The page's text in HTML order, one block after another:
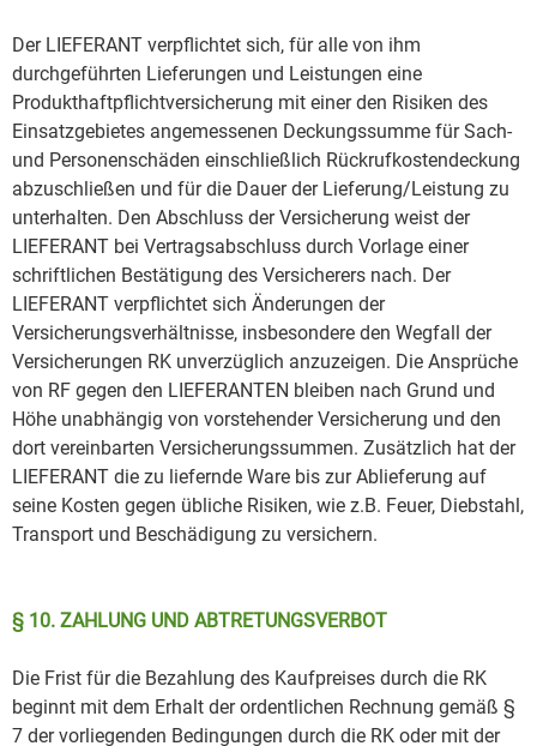
Der LIEFERANT verpflichtet sich, für alle von ihm
durchgeführten Lieferungen und Leistungen eine
Produkthaftpflichtversicherung mit einer den Risiken des
Einsatzgebietes angemessenen Deckungssumme für Sach-
und Personenschäden einschließlich Rückrufkostendeckung
abzuschließen und für die Dauer der Lieferung/Leistung zu
unterhalten. Den Abschluss der Versicherung weist der
LIEFERANT bei Vertragsabschluss durch Vorlage einer
schriftlichen Bestätigung des Versicherers nach. Der
LIEFERANT verpflichtet sich Änderungen der
Versicherungsverhältnisse, insbesondere den Wegfall der
Versicherungen RK unverzüglich anzuzeigen. Die Ansprüche
von RF gegen den LIEFERANTEN bleiben nach Grund und
Höhe unabhängig von vorstehender Versicherung und den
dort vereinbarten Versicherungssummen. Zusätzlich hat der
LIEFERANT die zu liefernde Ware bis zur Ablieferung auf
seine Kosten gegen übliche Risiken, wie z.B. Feuer, Diebstahl,
Transport und Beschädigung zu versichern.
§ 10. ZAHLUNG UND ABTRETUNGSVERBOT
Die Frist für die Bezahlung des Kaufpreises durch die RK
beginnt mit dem Erhalt der ordentlichen Rechnung gemäß §
7 der vorliegenden Bedingungen durch die RK oder mit der